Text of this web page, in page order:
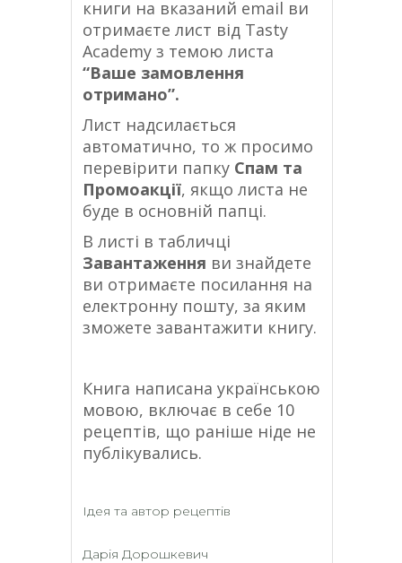
книги на вказаний email ви
отримаєте лист від Tasty
Academy з темою листа
“Ваше замовлення
отримано”.
Лист надсилається
автоматично, то ж просимо
перевірити папку Спам та
Промоакції, якщо листа не
буде в основній папці.
В листі в табличці
Завантаження ви знайдете
ви отримаєте посилання на
електронну пошту, за яким
зможете завантажити книгу.
Книга написана українською
мовою, включає в себе 10
рецептів, що раніше ніде не
публікувались.
Ідея та автор рецептів
Дарія Дорошкевич